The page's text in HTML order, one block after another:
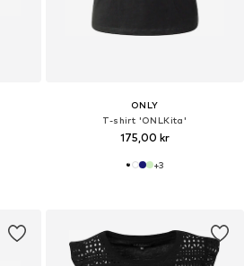
ONLY
T-shirt 'ONLKita'
175,00 kr
+3